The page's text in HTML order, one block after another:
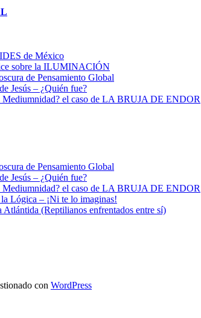
de México
sobre la ILUMINACIÓN
de Pensamiento Global
Jesús – ¿Quién fue?
el caso de LA BRUJA DE ENDOR
de Pensamiento Global
Jesús – ¿Quién fue?
el caso de LA BRUJA DE ENDOR
Lógica – ¡Ni te lo imaginas!
(Reptilianos enfrentados entre sí)
con WordPress